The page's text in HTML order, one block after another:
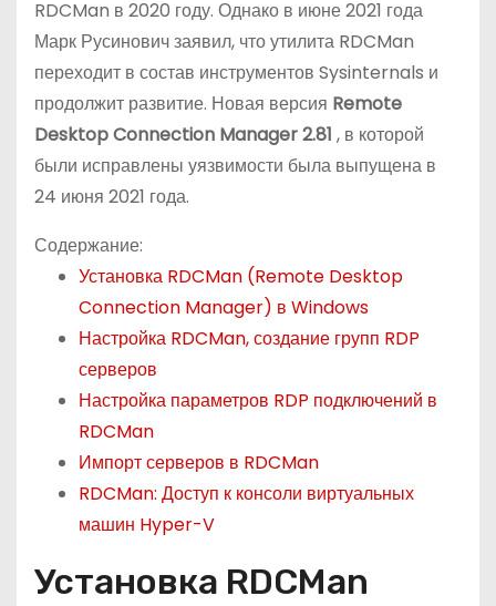
RDCMan в 2020 году. Однако в июне 2021 года
Марк Русинович заявил, что утилита RDCMan
переходит в состав инструментов Sysinternals и
продолжит развитие. Новая версия Remote
Desktop Connection Manager2.81 , в которой
были исправлены уязвимости была выпущена в
24 июня 2021 года.
Содержание:
Установка RDCMan (Remote Desktop
Connection Manager) в Windows
Настройка RDCMan, создание групп RDP
серверов
Настройка параметров RDP подключений в
RDCMan
Импорт серверов в RDCMan
RDCMan: Доступ к консоли виртуальных
машин Hyper-V
Установка RDCMan